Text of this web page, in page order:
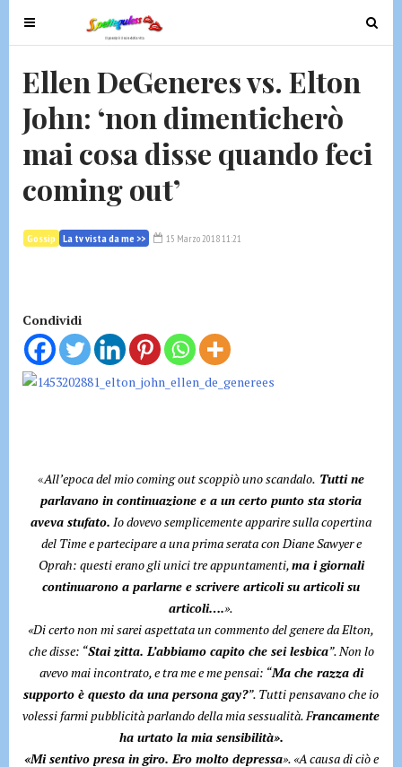
T
o
g
l
e
n
v
g
o
n
T
o
n
Ellen DeGeneres vs. Elton
John: ‘non dimenticherò
mai cosa disse quando feci
coming out’
Gossip La tv vista da me >> 15 Marzo 2018 11:21
Condividi
«All’epoca del mio coming out scoppiò uno scandalo. Tutti ne
parlavano in continuazione e a un certo punto sta storia
aveva stufato. Io dovevo semplicemente apparire sulla copertina
del Time e partecipare a una prima serata con Diane Sawyer e
Oprah: questi erano gli unici tre appuntamenti,ma i giornali
continuarono a parlarne e scrivere articoli su articoli su
articoli….».
«Di certo non mi sarei aspettata un commento del genere da Elton,
che disse: “Stai zitta. L’abbiamo capito che sei lesbica”. Non lo
avevo mai incontrato, e tra me e me pensai: “Ma che razza di
supporto è questo da una persona gay?”. Tutti pensavano che io
volessi farmi pubblicità parlando della mia sessualità. Francamente
ha urtato la mia sensibilità».
«Mi sentivo presa in giro. Ero molto depressa». «A causa di ciò e